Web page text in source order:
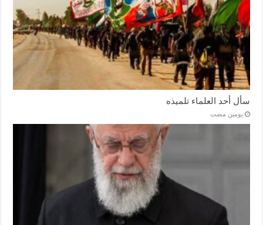
سأل أحد العلماء تلميذه
‏يومين مضت